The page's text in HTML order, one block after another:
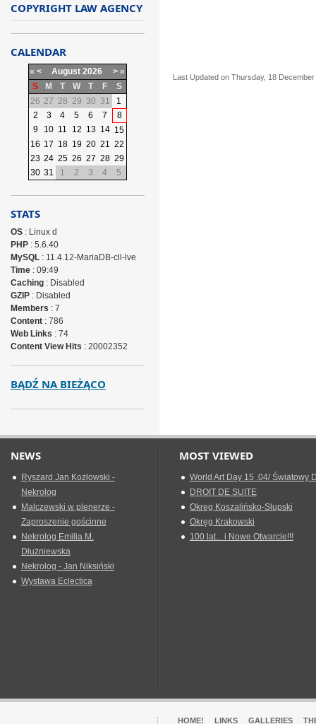
Last Updated on Thursday, 18
COPYRIGHT LAW AGENCY
CALENDAR
« < August 2026 > »
S
M T W T F
S
26 27 28 29 30 31
1
2
3 4 5 6 7
8
9
10 11 12 13 14 15
16 17 18 19 20 21 22
23 24 25 26 27 28 29
30 31 1 2 3 4 5
STATS
OS: Linux d
PHP: 5.6.40
MySQL: 11.4.12-MariaDB-cll-lve
Time: 09:49
Caching: Disabled
GZIP: Disabled
Members : 7
Content: 786
Web Links : 74
Content View Hits : 20002352
BĄDŹ NA BIEŻĄCO
NEWS
Ryszard Jan Kozłowski -
Nekrolog
Malczewski w plenerze -
Zaproszenie gościnne
Nekrolog Emilia M.
Dłużniewska
Nekrolog - Jan Niksiński
Wystawa Eclectica
MOST VIEWED
World Art Day 15 .04/ Światowy
DROIT DE SUITE
Okreg Koszalińsko-Słupski
Okręg Krakowski
100 lat... i Nowe Otwarcie!!!
HOME! LINKS GALLERIES